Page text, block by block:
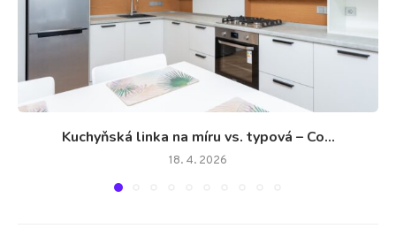
Kuchyňská linka na míru vs. typová – Co...
18. 4. 2026